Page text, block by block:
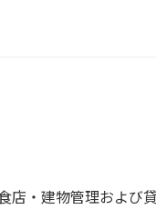
・建物管理および